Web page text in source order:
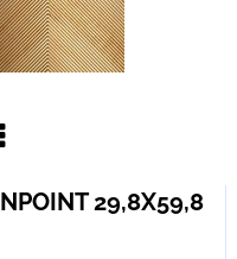
29,8X59,8